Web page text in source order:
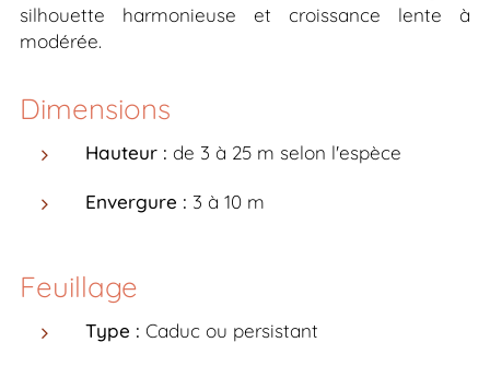
silhouette harmonieuse et croissance lente à
modérée.
Dimensions
Hauteur : de 3 à 25 m selon l'espèce
Envergure : 3 à 10 m
Feuillage
Type : Caduc ou persistant